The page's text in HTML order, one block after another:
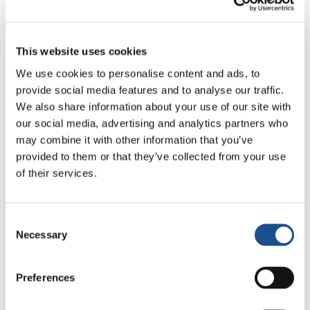
This website uses cookies
We use cookies to personalise content and ads, to
provide social media features and to analyse our traffic.
We also share information about your use of our site with
our social media, advertising and analytics partners who
may combine it with other information that you’ve
provided to them or that they’ve collected from your use
of their services.
Selection
Necessary
Preferences
». A história de
positiva. «Afinal, somos “apenas” contadores
de histórias», diz Natalia. «Neste nosso
compromisso, percebemos que ajudar as
pessoas em situação de desigualdade requer
um passo fundamental: estar ao lado delas e
caminhar juntos. Não se consegue conhecer
visão de mundo deles ou suas necessidades a
Henny
compartilham a vida das pessoas, que
depois compartilham a fim de alcançar as